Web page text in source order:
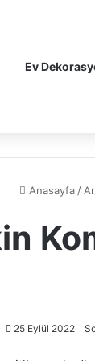
Ev
Anasayfa /
25 Eylül 2022